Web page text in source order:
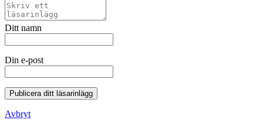
Ditt namn
Din e-post
Publicera ditt läsarinlägg
Avbryt